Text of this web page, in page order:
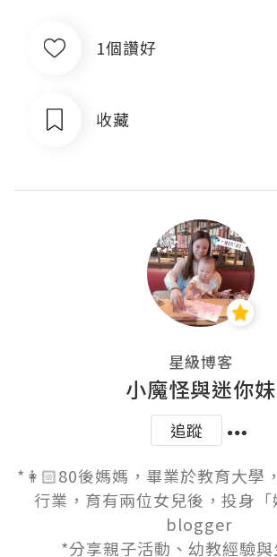
1個讚好
收藏
星級博客
小魔怪與迷你妹
追蹤
*👩🏻80後媽媽，畢業於教育大學
行業，育有兩位女兒後，投身
blogger
*分享親子活動、幼教經驗